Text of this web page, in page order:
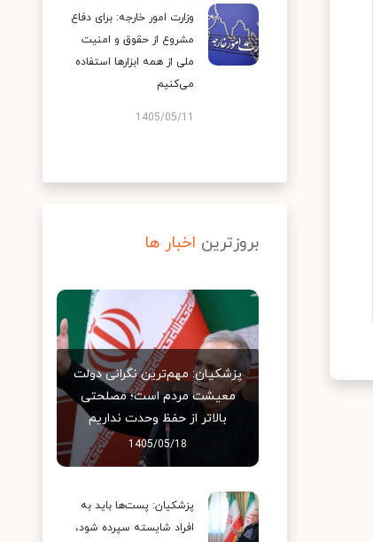
وزارت امور خارجه: برای دفاع
مشروع از حقوق و امنیت
ملی از همه ابزارها استفاده
می‌کنیم
1405/05/11
بروزترین اخبار ها
پزشکیان: مهم‌ترین نگرانی دولت
معیشت مردم است؛ مصلحتی
بالاتر از حفظ وحدت نداریم
1405/05/18
پزشکیان: پست‌ها باید به
افراد شایسته سپرده شود،